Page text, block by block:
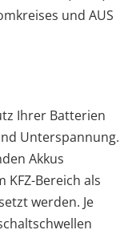
und AUS
Ihrer Batterien
Unterspannung.
Akkus
Bereich als
werden. Je